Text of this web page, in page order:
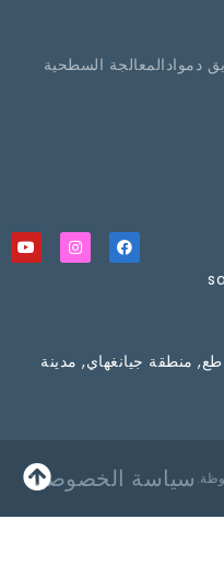
المعالجة السطحية
3 تقاطع, منطقة جيانغهاي, مدينة
الخصوصية